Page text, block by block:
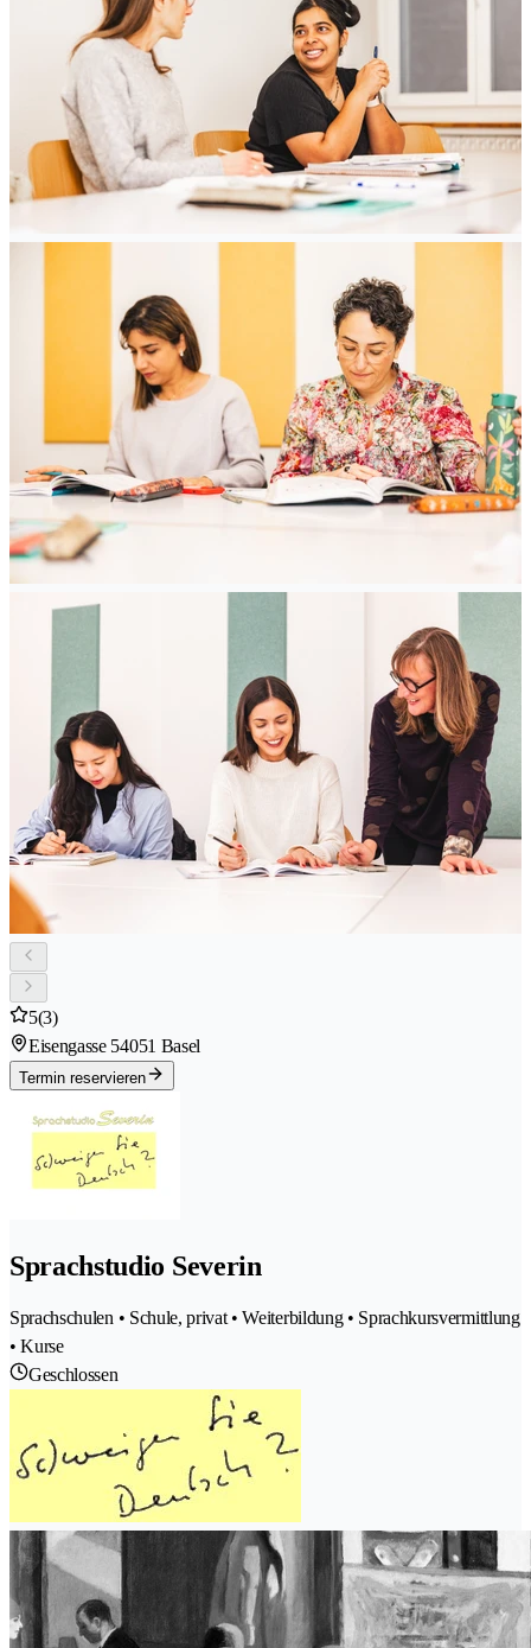
5(3)
Eisengasse 54051 Basel
Termin reservieren
Sprachstudio Severin
Sprachschulen • Schule, privat • Weiterbildung • Sprachkursvermittlung
• Kurse
Geschlossen